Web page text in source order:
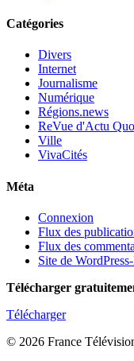
Catégories
Divers
Internet
Journalisme
Numérique
Régions.news
ReVue d'Actu
Ville
VivaCités
Méta
Connexion
Flux des
Flux des
Site de
Télécharger
Télécharger
© 2026 France